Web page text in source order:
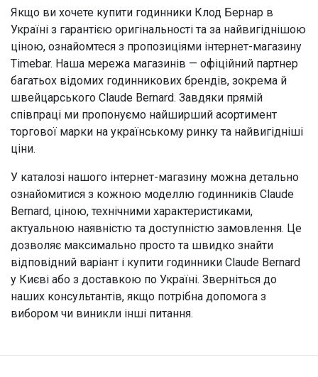
Якщо ви хочете купити годинники Клод Бернар в
Україні з гарантією оригінальності та за найвигіднішою
ціною, ознайомтеся з пропозиціями інтернет-магазину
Timebar. Наша мережа магазинів — офіційний партнер
багатьох відомих годинникових брендів, зокрема й
швейцарського Claude Bernard. Завдяки прямій
співпраці ми пропонуємо найширший асортимент
торгової марки на українському ринку та найвигідніші
ціни.
У каталозі нашого інтернет-магазину можна детально
ознайомитися з кожною моделлю годинників Claude
Bernard, ціною, технічними характеристиками,
актуальною наявністю та доступністю замовлення. Це
дозволяє максимально просто та швидко знайти
відповідний варіант і купити годинники Claude Bernard
у Києві або з доставкою по Україні. Зверніться до
наших консультантів, якщо потрібна допомога з
вибором чи виникли інші питання.